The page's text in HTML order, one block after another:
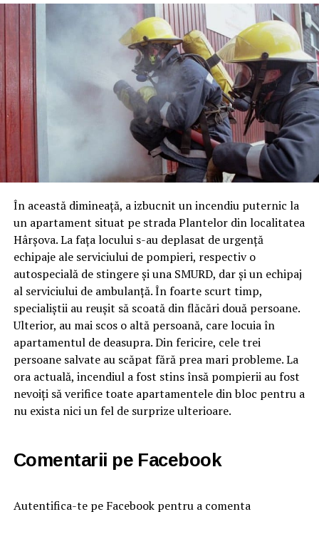
În această dimineață, a izbucnit un incendiu puternic la
un apartament situat pe strada Plantelor din localitatea
Hârșova. La fața locului s-au deplasat de urgență
echipaje ale serviciului de pompieri, respectiv o
autospecială de stingere și una SMURD, dar și un echipaj
al serviciului de ambulanță. În foarte scurt timp,
specialiștii au reușit să scoată din flăcări două persoane.
Ulterior, au mai scos o altă persoană, care locuia în
apartamentul de deasupra. Din fericire, cele trei
persoane salvate au scăpat fără prea mari probleme. La
ora actuală, incendiul a fost stins însă pompierii au fost
nevoiți să verifice toate apartamentele din bloc pentru a
nu exista nici un fel de surprize ulterioare.
Comentarii pe Facebook
Autentifica-te pe Facebook pentru a comenta